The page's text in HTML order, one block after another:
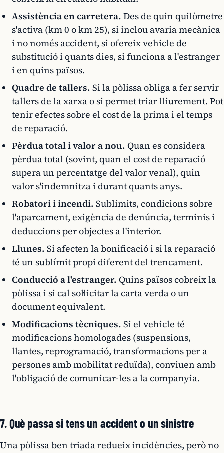
Assistència en carretera. Des de quin quilòmetre
s'activa (km 0 o km 25), si inclou avaria mecànica
i no només accident, si ofereix vehicle de
substitució i quants dies, si funciona a l'estranger
i en quins països.
Quadre de tallers. Si la pòlissa obliga a fer servir
tallers de la xarxa o si permet triar lliurement. Pot
tenir efectes sobre el cost de la prima i el temps
de reparació.
Pèrdua total i valor a nou. Quan es considera
pèrdua total (sovint, quan el cost de reparació
supera un percentatge del valor venal), quin
valor s'indemnitza i durant quants anys.
Robatori i incendi. Sublímits, condicions sobre
l'aparcament, exigència de denúncia, terminis i
deduccions per objectes a l'interior.
Llunes. Si afecten la bonificació i si la reparació
té un sublímit propi diferent del trencament.
Conducció a l'estranger. Quins països cobreix la
pòlissa i si cal sol·licitar la carta verda o un
document equivalent.
Modificacions tècniques. Si el vehicle té
modificacions homologades (suspensions,
llantes, reprogramació, transformacions per a
persones amb mobilitat reduïda), conviuen amb
l'obligació de comunicar-les a la companyia.
7. Què passa si tens un accident o un sinistre
Una pòlissa ben triada redueix incidències, però no